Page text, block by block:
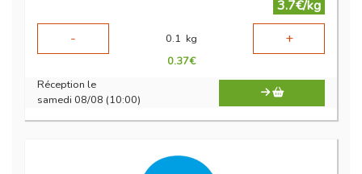
3.7€/kg
-
0.1 kg +
0.37€
Réception le
samedi 08/08 (10:00)